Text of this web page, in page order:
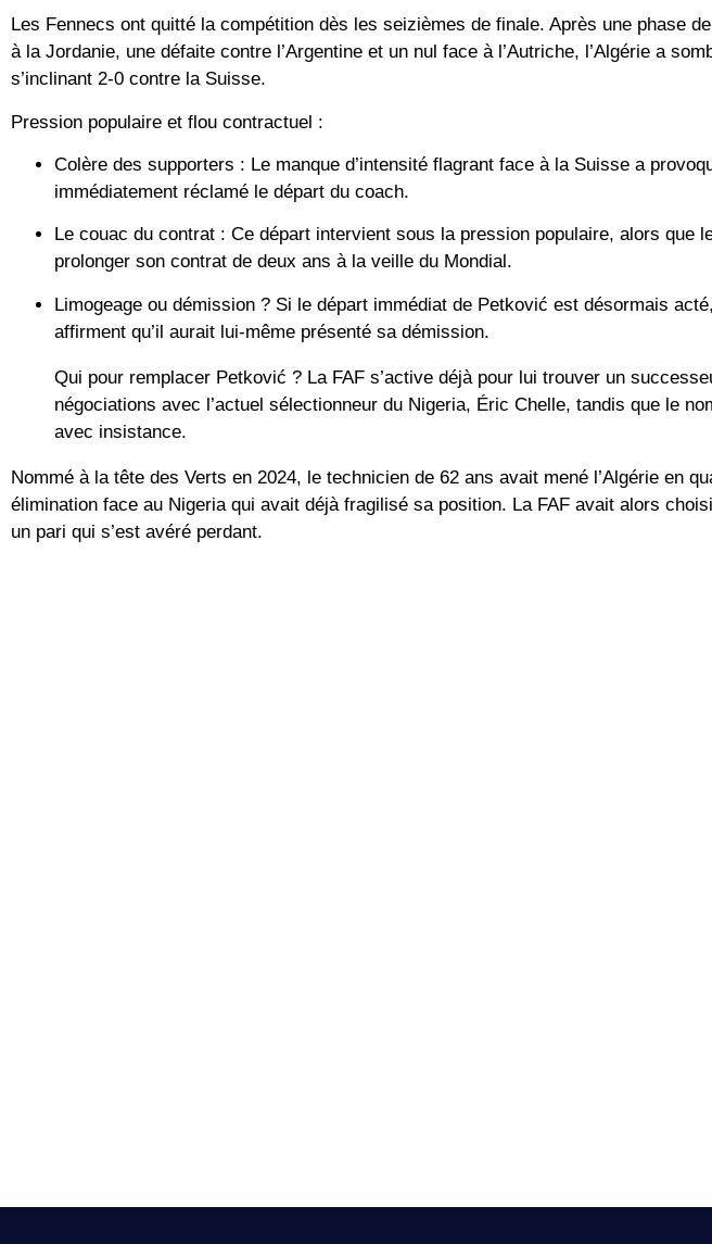
Les Fennecs ont quitté la compétition dès les seizièmes de finale. Après une phase
à la Jordanie, une défaite contre l’Argentine et un nul face à l’Autriche, l’Algérie a
s’inclinant 2-0 contre la Suisse.
Pression populaire et flou contractuel :
Colère des supporters : Le manque d’intensité flagrant face à la Suisse a
immédiatement réclamé le départ du coach.
Le couac du contrat : Ce départ intervient sous la pression populaire, alors que
prolonger son contrat de deux ans à la veille du Mondial.
Limogeage ou démission ? Si le départ immédiat de Petković est désormais
affirment qu’il aurait lui-même présenté sa démission.
Qui pour remplacer Petković ? La FAF s’active déjà pour lui trouver un
négociations avec l’actuel sélectionneur du Nigeria, Éric Chelle, tandis que le
avec insistance.
Nommé à la tête des Verts en 2024, le technicien de 62 ans avait mené l’Algérie en
élimination face au Nigeria qui avait déjà fragilisé sa position. La FAF avait alors
un pari qui s’est avéré perdant.